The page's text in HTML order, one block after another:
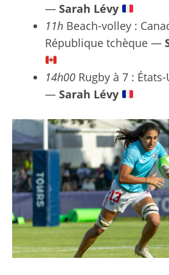
— Sarah Lévy
11h Beach-volley :
République tchèque —
14h00 Rugby à 7 :
— Sarah Lévy